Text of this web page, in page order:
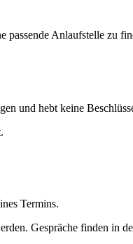
passende Anlaufstelle zu
und hebt keine
Termins.
Gespräche finden in